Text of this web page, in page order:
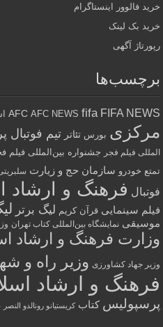
خرید فالوور اینستاگرام
خرید بک لینک
رپورتاژ آگهی
برچسب‌ها
AFC AFC NEWS fifa FIFA NEWS
مرکزی بورس تئاتر تیم فوتبال
المللی فیلم فجر
جشنواره بین‌المللی فیلم
تمتع خودرو سازمان حج و زیارت
فوتبال فرهنگ و ارشاد
فیلم سینمایی قرآن کریم لیگ برتر
موسیقی نمایشگاه بین‌المللی کتاب تهران
وزارت فرهنگ و ارشاد
وزیر جهاد کشاورزی وزیر راه و
فرهنگ و ارشاد
پرسپولیس کتاب کریستیانو رونالدو